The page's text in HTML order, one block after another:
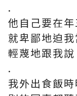
.
他自己要在年
就卑鄙地迫我
輕蔑地跟我說
.
我外出食飯時